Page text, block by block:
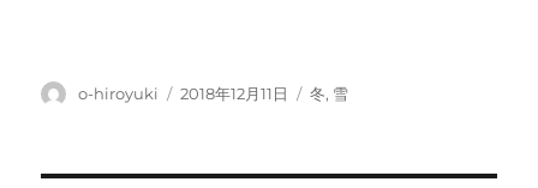
投
o-hiroyuki
投
2018年12月11日
カ
冬, 雪